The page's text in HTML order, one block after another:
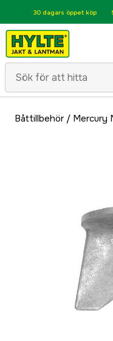
30 dagars öppet köp
Båttillbehör/ Mercury